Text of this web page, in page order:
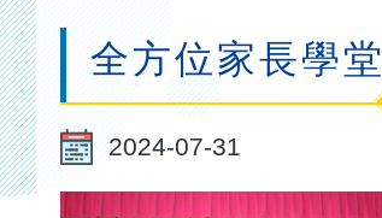
全方位家長學堂
2024-07-31